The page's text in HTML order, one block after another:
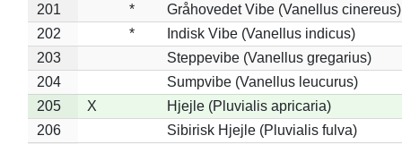
201
*
Gråhovedet Vibe (Vanellus cinereus)
202
*
Indisk Vibe (Vanellus indicus)
203
Steppevibe (Vanellus gregarius)
204
Sumpvibe (Vanellus leucurus)
205
X
Hjejle (Pluvialis apricaria)
206
Sibirisk Hjejle (Pluvialis fulva)